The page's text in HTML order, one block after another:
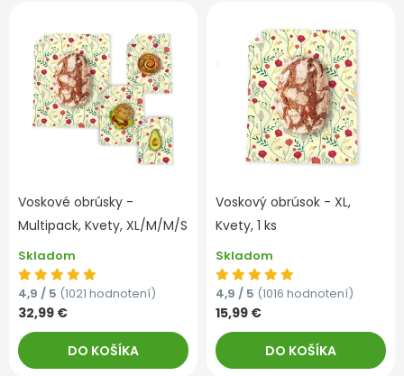
Voskové obrúsky -
Multipack, Kvety, XL/M/M/S
Skladom
4,9 / 5 (1021 hodnotení)
32,99 €
DO KOŠÍKA
Voskový obrúsok - XL,
Kvety, 1 ks
Skladom
4,9 / 5 (1016 hodnotení)
15,99 €
DO KOŠÍKA